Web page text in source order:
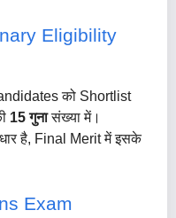
Eligibility
को Shortlist
15 गुनासंख्या में।
है, Final Merit में इसके
Exam